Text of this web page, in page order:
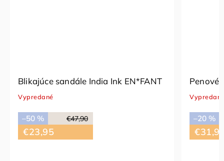
Penové sandále Infinity EN*FANT
Vypredané
€39,90
–20 %
€31,92
Skladom
–50 %